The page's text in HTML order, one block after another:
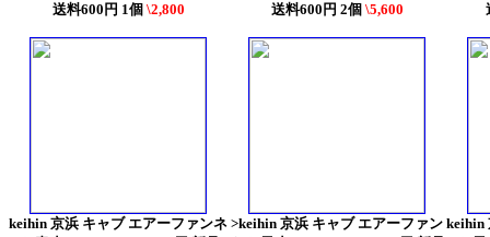
送料600円 1個 \2,800
送料600円 2個 \5,600
keihin 京浜 キャブ エアーファンネ >keihin 京浜 キャブ エアーファン keihin